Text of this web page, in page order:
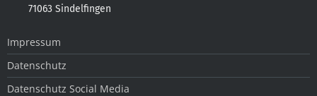
71063 Sindelfingen
Impressum
Datenschutz
Datenschutz Social Media